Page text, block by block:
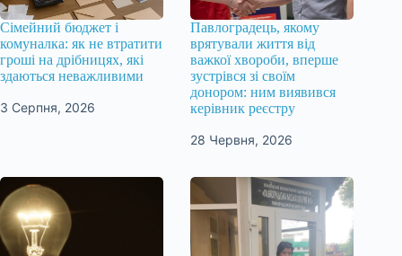
Сімейний бюджет і
комуналка: як не втратити
гроші на дрібницях, які
здаються неважливими
3 Серпня, 2026
Павлоградець, якому
врятували життя від
важкої хвороби, вперше
зустрівся зі своїм
донором: ним виявився
керівник реєстру
28 Червня, 2026